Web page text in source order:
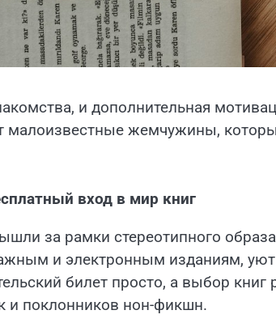
и дополнительная
малоизвестные жемчужины,
вход в мир книг
за рамки стереотипного
и электронным изданиям,
билет просто, а выбор книг
и поклонников нон-фикшн.